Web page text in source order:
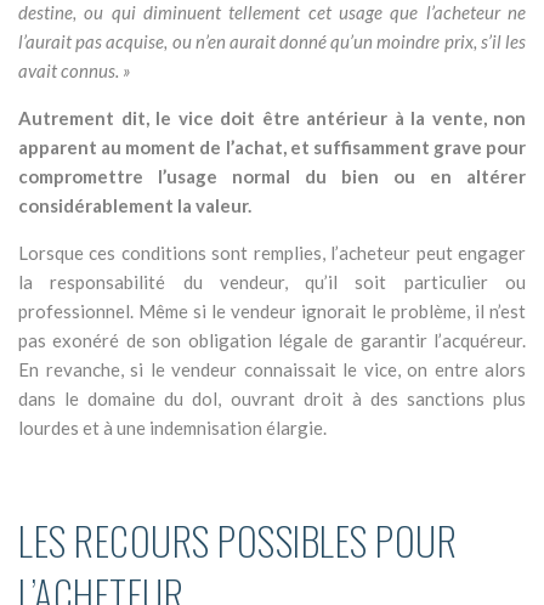
destine, ou qui diminuent tellement cet usage que l’acheteur ne
l’aurait pas acquise, ou n’en aurait donné qu’un moindre prix, s’il les
avait connus. »
Autrement dit, le vice doit être antérieur à la vente, non
apparent au moment de l’achat, et suffisamment grave pour
compromettre l’usage normal du bien ou en altérer
considérablement la valeur.
Lorsque ces conditions sont remplies, l’acheteur peut engager
la responsabilité du vendeur, qu’il soit particulier ou
professionnel. Même si le vendeur ignorait le problème, il n’est
pas exonéré de son obligation légale de garantir l’acquéreur.
En revanche, si le vendeur connaissait le vice, on entre alors
dans le domaine du dol, ouvrant droit à des sanctions plus
lourdes et à une indemnisation élargie.
LES RECOURS POSSIBLES POUR
L’ACHETEUR